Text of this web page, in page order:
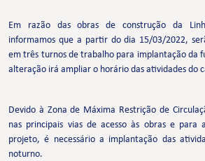
Em razão das obras de construção da
informamos que a partir do dia 15/03/2022,
em três turnos de trabalho para implantação da
alteração irá ampliar o horário das atividades do
Devido à Zona de Máxima Restrição de
nas principais vias de acesso às obras e para
projeto, é necessário a implantação das
noturno.